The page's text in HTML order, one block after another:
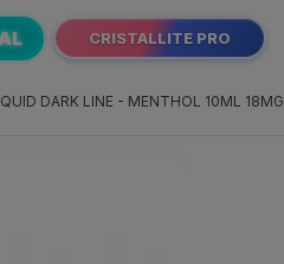
CRISTALLITE PRO
DARK LINE - MENTHOL 10ML 18MG